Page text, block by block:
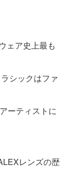
ェア史上最も
シックはファ
ーティストに
レンズの歴